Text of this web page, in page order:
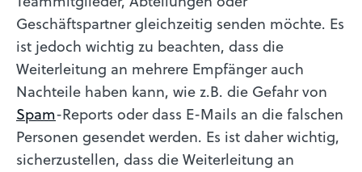
Geschäftspartner gleichzeitig senden möchte. Es
ist jedoch wichtig zu beachten, dass die
Weiterleitung an mehrere Empfänger auch
Nachteile haben kann, wie z.B. die Gefahr von
Spam-Reports oder dass E-Mails an die falschen
Personen gesendet werden. Es ist daher wichtig,
sicherzustellen, dass die Weiterleitung an